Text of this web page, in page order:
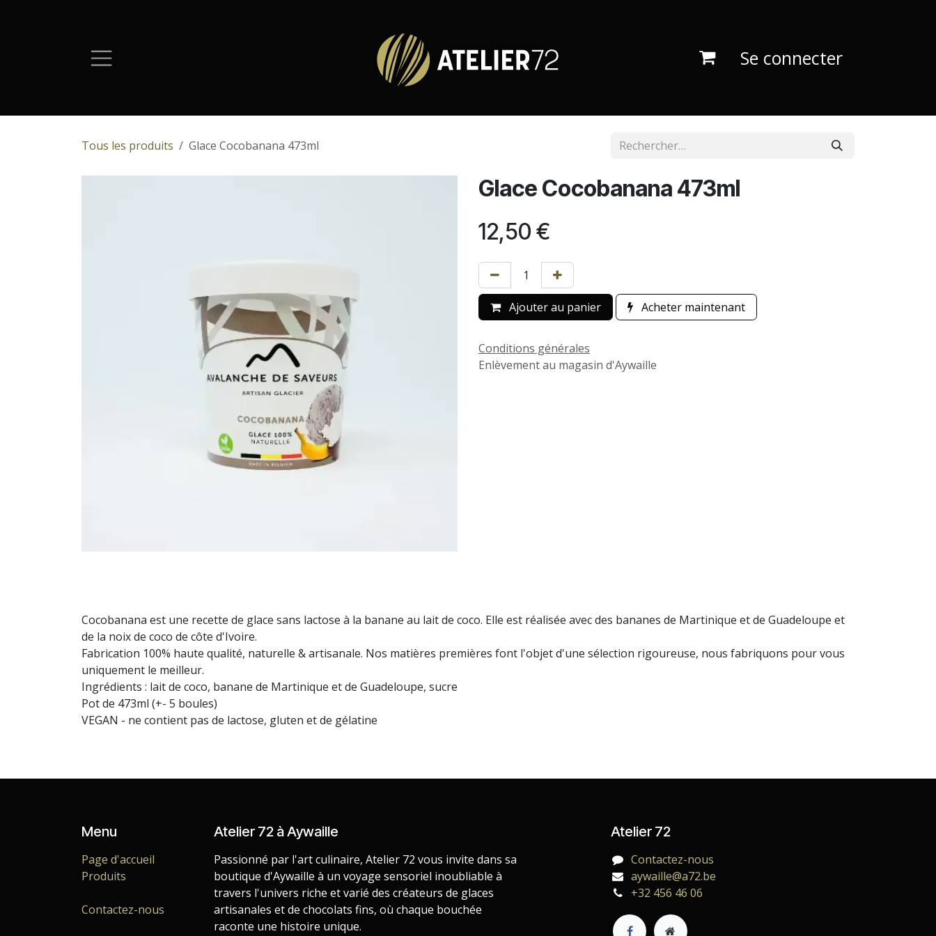
Se connecter
Tous les produits Glace Cocobanana 473ml
Glace Cocobanana 473ml
12,50 €
Ajouter au panier Acheter maintenant
Conditions générales
Enlèvement au magasin d'Aywaille
Cocobanana est une recette de glace sans lactose à la banane au lait de coco. Elle est réalisée avec des bananes de Martinique et de Guadeloupe et
de la noix de coco de côte d'Ivoire.
Fabrication 100% haute qualité, naturelle & artisanale. Nos matières premières font l'objet d'une sélection rigoureuse, nous fabriquons pour vous
uniquement le meilleur.
Ingrédients : lait de coco, banane de Martinique et de Guadeloupe, sucre
Pot de 473ml (+- 5 boules)
VEGAN - ne contient pas de lactose, gluten et de gélatine
Menu
Page d'accueil
Produits
Contactez-nous
Atelier 72 à Aywaille
Passionné par l'art culinaire, Atelier 72 vous invite dans sa
boutique d'Aywaille à un voyage sensoriel inoubliable à
travers l'univers riche et varié des créateurs de glaces
artisanales et de chocolats fins, où chaque bouchée
raconte une histoire unique.
Atelier 72
Contactez-nous
aywaille@a72.be
+32 456 46 06